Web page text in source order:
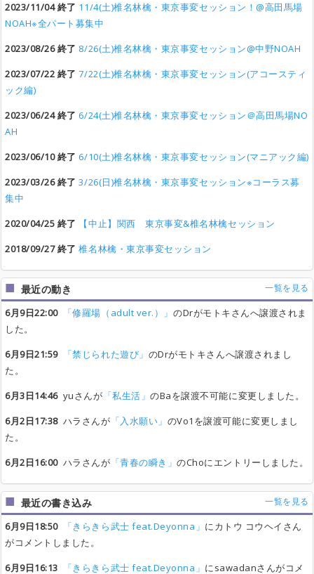
2023/11/04 終了 11/4(土)椎名林檎・東京事変セッション！@高田馬場
NOAH※全パート募集中
2023/08/26 終了 8/26(土)椎名林檎・東京事変セッション@中野NOAH
2023/07/22 終了 7/22(土)椎名林檎・東京事変セッション(アコースティ
ック編)
2023/06/24 終了 6/24(土)椎名林檎・東京事変セッション＠高田馬場NO
AH
2023/06/10 終了 6/10(土)椎名林檎・東京事変セッション(マニアック編)
2023/03/26 終了 3/26(日)椎名林檎・東京事変セッション※コーラス募
集中
2020/04/25 終了
【中止】関西 東京事変&椎名林檎セッション
2018/09/27 終了 椎名林檎・東京事変セッション
最近の動き 一覧を見る
6月9日22:00 「修羅場（adult ver.）」 のDrがモトキさんへ譲渡されま
した。
6月9日21:59
「禁じられた遊び」 のDrがモトキさんへ譲渡されまし
た。
6月3日14:46yuさんが 「私生活」のBaを譲渡不可能に変更しました。
6月2日17:38ハラさんが 「入水願い」 のVo1を譲渡可能に変更しまし
た。
6月2日16:00ハラさんが 「青春の瞬き」のChoにエントリーしました。
最近の書き込み 一覧を見る
6月9日18:50 「きらきら武士 feat.Deyonna」 にカトウ コウヘイさん
がコメントしました。
6月9日16:13
「きらきら武士 feat.Deyonna」 にsawadanさんがコメ